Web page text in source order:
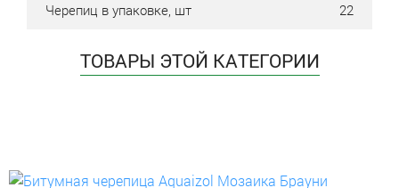
Черепиц в упаковке, шт 22
ТОВАРЫ ЭТОЙ КАТЕГОРИИ